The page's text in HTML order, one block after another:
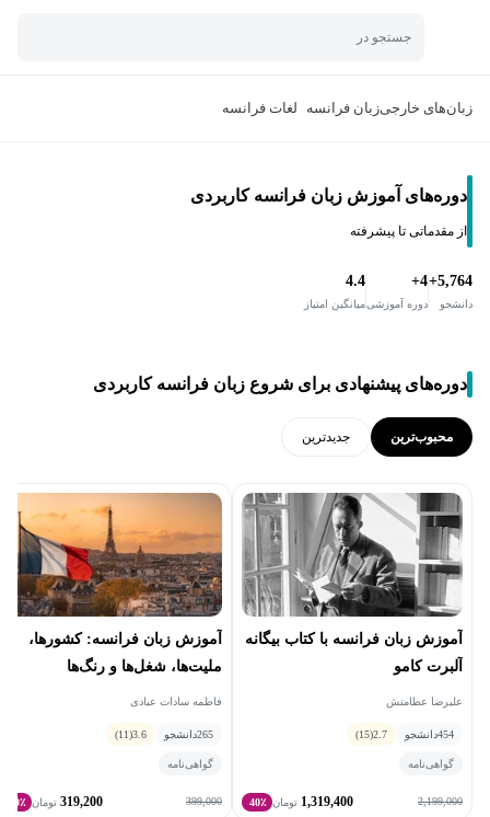
جستجو در
زبان‌های خارجیزبان فرانسه لغات فرانسه
دوره‌های آموزش زبان فرانسه کاربردی
از مقدماتی تا پیشرفته
5,764+
دانشجو
4+
دوره آموزشی
4.4
میانگین امتیاز
دوره‌های پیشنهادی برای شروع زبان فرانسه کاربردی
محبوب‌ترین جدید‌ترین
آموزش زبان فرانسه با كتاب بيگانه
آلبرت كامو
علیرضا عطامنش
454دانشجو 2.7
(15)
گواهی‌نامه
2,199,000
1,319,400 تومان 40٪
آموزش زبان فرانسه: کشورها،
ملیت‌ها، شغل‌ها و رنگ‌ها
فاطمه سادات عبادی
265دانشجو 3.6
(11)
گواهی‌نامه
399,000
319,200 تومان 20٪